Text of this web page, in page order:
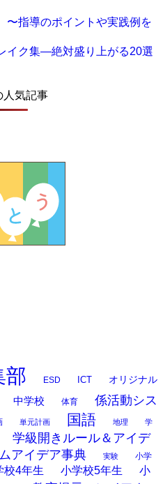
指導のポイントや実践例を
イク集―絶対盛り上がる20選
人気記事
部 ESD ICT
オリジナル
中学校 体育
係活動シス
単元計画 国語 地理 学
学級開きルール＆アイデ
アイデア事典 実験
小学
校4年生 小学校5年生
小